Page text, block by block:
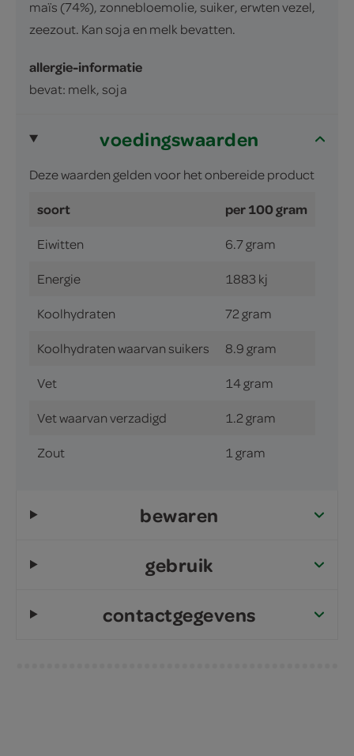
maïs (74%), zonnebloemolie, suiker, erwten vezel,
zeezout. Kan soja en melk bevatten.
allergie-informatie
bevat: melk, soja
voedingswaarden
Deze waarden gelden voor het onbereide product
soort per 100 gram
Eiwitten 6.7 gram
Energie 1883 kj
Koolhydraten 72 gram
Koolhydraten waarvan suikers 8.9 gram
Vet 14 gram
Vet waarvan verzadigd 1.2 gram
Zout 1 gram
bewaren
gebruik
contactgegevens